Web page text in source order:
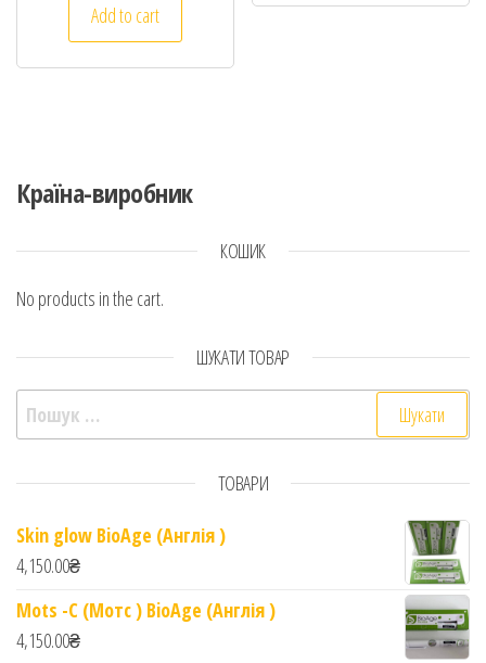
Add to cart
Країна-виробник
КОШИК
No products in the cart.
ШУКАТИ ТОВАР
Пошук:
ТОВАРИ
Skin glow BioAge (Англія )
4,150.00₴
Mots -C (Мотс ) BioAge (Англія )
4,150.00₴